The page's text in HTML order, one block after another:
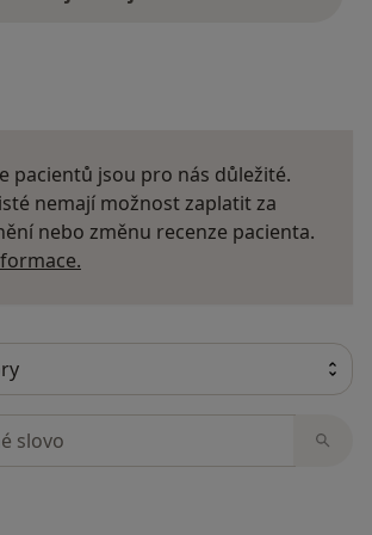
pacientů jsou pro nás důležité.
nemají možnost zaplatit za
nebo změnu recenze pacienta.